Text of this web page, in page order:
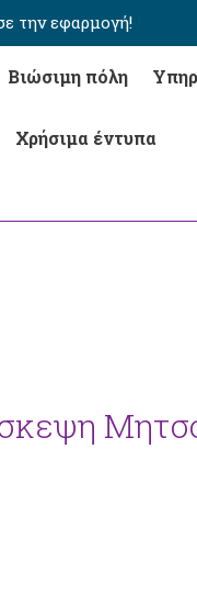
την εφαρμογή!
Βιώσιμη πόλη
Χρήσιμα έντυπα